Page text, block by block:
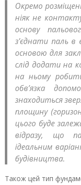
Окремо
ніяк не
основу
з’єднати паль в
основою для
слід додати на
на ньому
обв’язка
знаходиться
площину
цього буде
відразу, що
ідеальним
будівництва.
Також цей тип